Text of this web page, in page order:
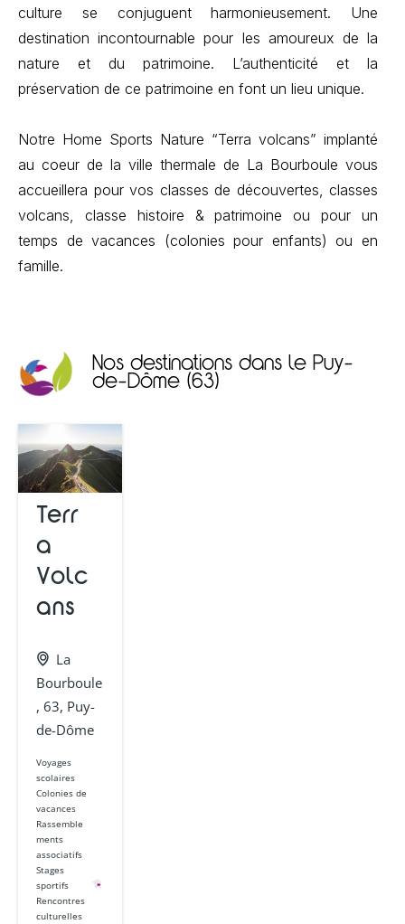
culture se conjuguent harmonieusement. Une
destination incontournable pour les amoureux de la
nature et du patrimoine. L’authenticité et la
préservation de ce patrimoine en font un lieu unique.
Notre Home Sports Nature “Terra volcans” implanté
au coeur de la ville thermale de La Bourboule vous
accueillera pour vos classes de découvertes, classes
volcans, classe histoire & patrimoine ou pour un
temps de vacances (colonies pour enfants) ou en
famille.
Nos destinations dans le Puy-
de-Dôme (63)
Terr
a
Volc
ans
La
Bourboule
, 63, Puy-
de-Dôme
Voyages
scolaires
Colonies de
vacances
Rassemble
ments
associatifs
Stages
sportifs
Rencontres
culturelles